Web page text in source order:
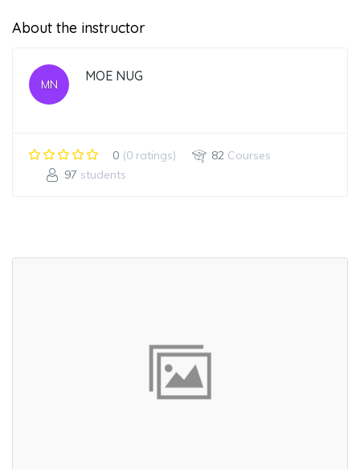
About the instructor
MN
MOE NUG
0 (0 ratings) 82 Courses
97 students